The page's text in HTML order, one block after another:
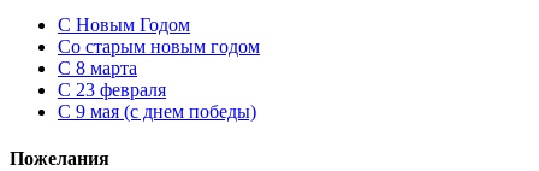
C Новым Годом
Cо старым новым годом
С 8 марта
С 23 февраля
С 9 мая (с днем победы)
Пожелания